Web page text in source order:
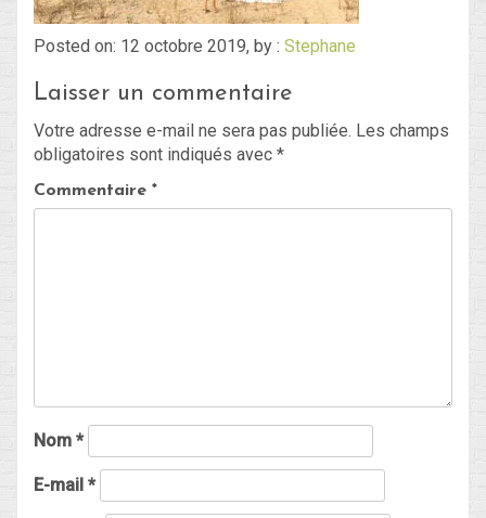
Posted on: 12 octobre 2019, by : Stephane
Laisser un commentaire
Votre adresse e-mail ne sera pas publiée. Les champs
obligatoires sont indiqués avec *
Commentaire *
Nom *
E-mail *